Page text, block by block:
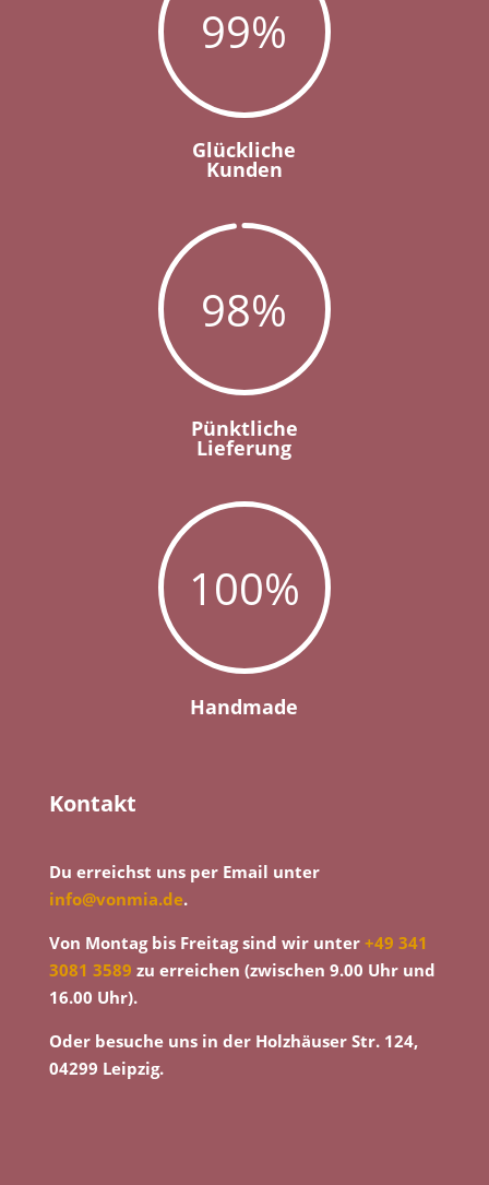
99%
Glückliche
Kunden
98%
Pünktliche
Lieferung
100%
Handmade
Kontakt
Du erreichst uns per Email unter
info@vonmia.de.
Von Montag bis Freitag sind wir unter +49 341
3081 3589 zu erreichen (zwischen 9.00 Uhr und
16.00 Uhr).
Oder besuche uns in der Holzhäuser Str. 124,
04299 Leipzig.